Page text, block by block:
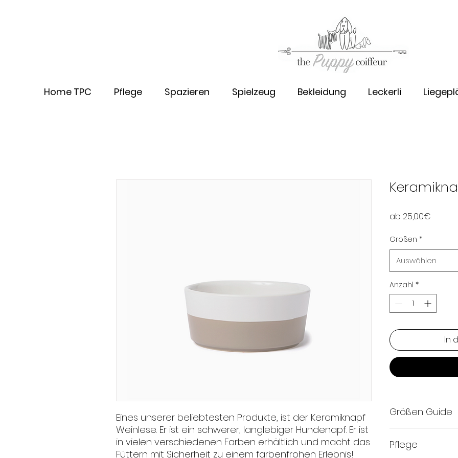
Home TPC Pflege Spazieren Spielzeug Bekleidung Leckerli
Eines unserer beliebtesten Produkte, ist der Keramiknapf
Weinlese. Er ist ein schwerer, langlebiger Hundenapf. Er ist
in vielen verschiedenen Farben erhältlich und macht das
Füttern mit Sicherheit zu einem farbenfrohen Erlebnis!
ab 25,00€
Größen *
Auswählen
Anzahl *
In
Größen Guide
Medium: 7 Cm
Pflege